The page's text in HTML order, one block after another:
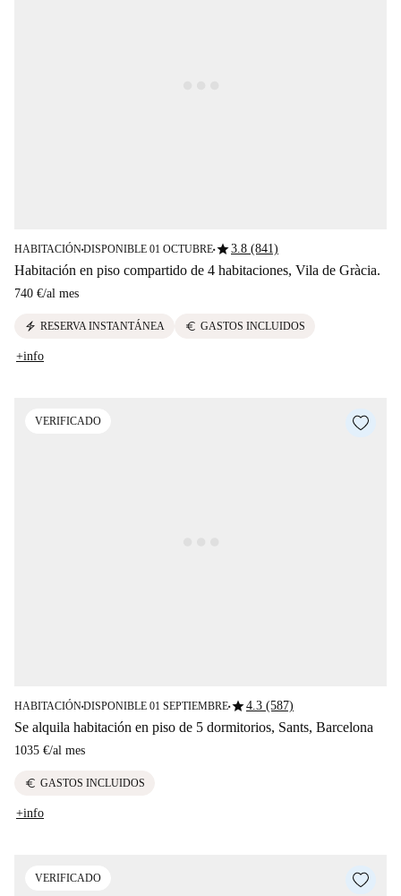
HABITACIÓN■DISPONIBLE 01 OCTUBRE■star3.8 (841)
Habitación en piso compartido de 4 habitaciones, Vila de Gràcia.
740 €/al mes
electric_bolt RESERVA INSTANTÁNEA euro GASTOS INCLUIDOS
+info
VERIFICADO
HABITACIÓN■DISPONIBLE 01 SEPTIEMBRE■star4.3 (587)
Se alquila habitación en piso de 5 dormitorios, Sants, Barcelona
1035 €/al mes
euro GASTOS INCLUIDOS
+info
VERIFICADO